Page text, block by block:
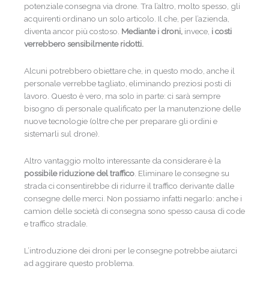
potenziale consegna via drone. Tra l’altro, molto spesso, gli
acquirenti ordinano un solo articolo. Il che, per l’azienda,
diventa ancor più costoso. Mediante i droni, invece, i costi
verrebbero sensibilmente ridotti.
Alcuni potrebbero obiettare che, in questo modo, anche il
personale verrebbe tagliato, eliminando preziosi posti di
lavoro. Questo è vero, ma solo in parte: ci sarà sempre
bisogno di personale qualificato per la manutenzione delle
nuove tecnologie (oltre che per preparare gli ordini e
sistemarli sul drone).
Altro vantaggio molto interessante da considerare è la
possibile riduzione del traffico . Eliminare le consegne su
strada ci consentirebbe di ridurre il traffico derivante dalle
consegne delle merci. Non possiamo infatti negarlo: anche i
camion delle società di consegna sono spesso causa di code
e traffico stradale.
L’introduzione dei droni per le consegne potrebbe aiutarci
ad aggirare questo problema.